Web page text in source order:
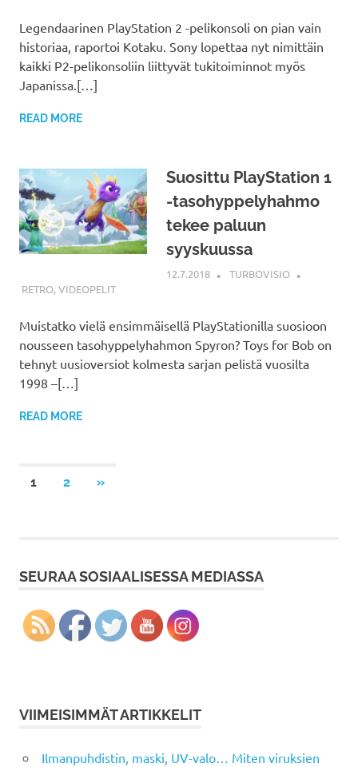
Legendaarinen PlayStation 2 -pelikonsoli on pian vain
historiaa, raportoi Kotaku. Sony lopettaa nyt nimittäin
kaikki P2-pelikonsoliin liittyvät tukitoiminnot myös
Japanissa.[…]
READ MORE
Suosittu PlayStation 1
-tasohyppelyhahmo
tekee paluun
syyskuussa
12.7.2018
TURBOVISIO
RETRO,VIDEOPELIT
Muistatko vielä ensimmäisellä PlayStationilla suosioon
nousseen tasohyppelyhahmon Spyron? Toys for Bob on
tehnyt uusioversiot kolmesta sarjan pelistä vuosilta
1998 –[…]
READ MORE
Artikkelien
1 2
NEXT
»
SEURAA SOSIAALISESSA MEDIASSA
VIIMEISIMMÄT ARTIKKELIT
Ilmanpuhdistin, maski, UV-valo… Miten viruksien